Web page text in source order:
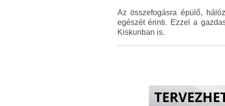
Az összefogásra épülő,
egészét érinti. Ezzel a
Kiskunban is.